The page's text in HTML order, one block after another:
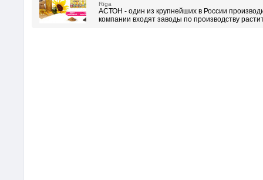
Rīga
АСТОН - один из крупнейших в России
компании входят заводы по производству